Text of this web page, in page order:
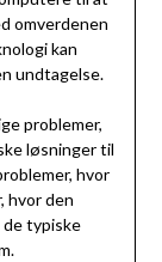
omverdenen
kan
undtagelse.
problemer,
løsninger til
hvor
hvor den
de typiske